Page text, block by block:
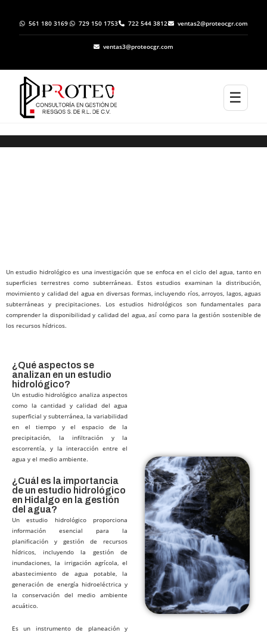
561 180 3169 729 150 1753 722 544 3812 ventas2@proteocgr.com
ventas3@proteocgr.com
☰
Un estudio hidrológico es una investigación que se enfoca en el ciclo del agua, tanto en
superficies terrestres como subterráneas. Estos estudios examinan la distribución,
movimiento y calidad del agua en diversas formas, incluyendo ríos, arroyos, lagos, aguas
subterráneas y precipitaciones. Los estudios hidrológicos son fundamentales para
comprender la disponibilidad y calidad del agua, así como para la gestión sostenible de
los recursos hídricos.
¿Qué aspectos se
analizan en un estudio
hidrológico?
Un estudio hidrológico analiza aspectos
como la cantidad y calidad del agua
superficial y subterránea, la variabilidad
en el tiempo y el espacio de la
precipitación, la infiltración y la
escorrentía, y la interacción entre el
agua y el medio ambiente.
¿Cuál es la importancia
de un estudio hidrológico
en Hidalgo en la gestión
del agua?​
Un estudio hidrológico proporciona
información esencial para la
planificación y gestión de recursos
hídricos, incluyendo la gestión de
inundaciones, la irrigación agrícola, el
abastecimiento de agua potable, la
generación de energía hidroeléctrica y
la conservación del medio ambiente
acuático.
Es un instrumento de planeación y